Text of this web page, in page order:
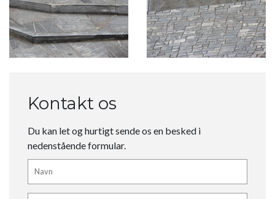
Kontakt os
Du kan let og hurtigt sende os en besked i
nedenstående formular.